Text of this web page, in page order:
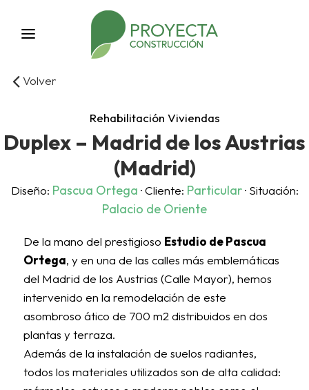
Volver
Rehabilitación Viviendas
Duplex – Madrid de los Austrias
(Madrid)
Diseño: Pascua Ortega · Cliente: Particular· Situación:
Palacio de Oriente
De la mano del prestigioso Estudio de Pascua
Ortega, y en una de las calles más emblemáticas
del Madrid de los Austrias (Calle Mayor), hemos
intervenido en la remodelación de este
asombroso ático de 700 m2 distribuidos en dos
plantas y terraza.
Además de la instalación de suelos radiantes,
todos los materiales utilizados son de alta calidad: